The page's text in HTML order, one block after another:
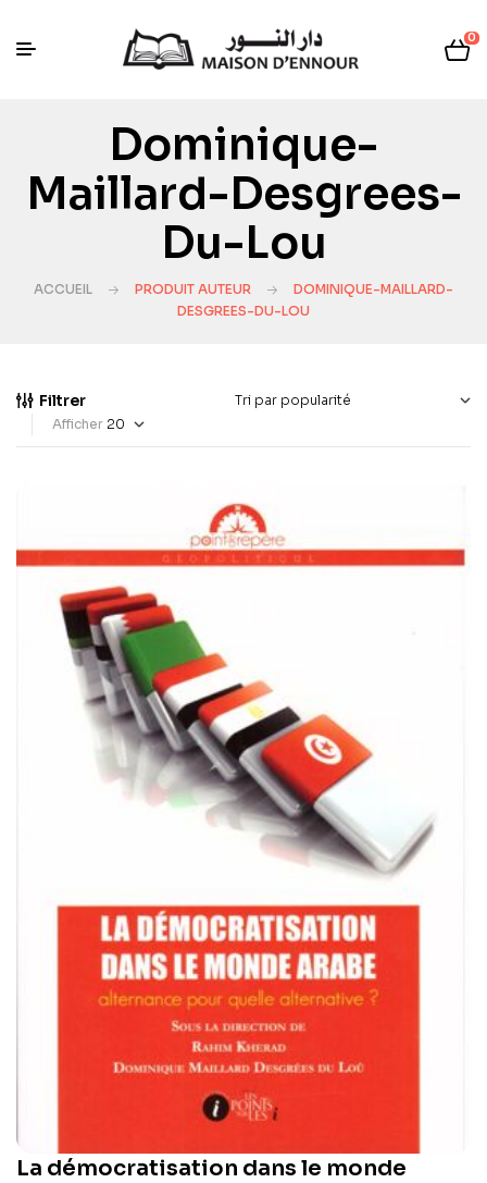
0
Dominique-
Maillard-Desgrees-
Du-Lou
ACCUEIL PRODUIT AUTEUR
DOMINIQUE-MAILLARD-
DESGREES-DU-LOU
Filtrer
Afficher
La démocratisation dans le monde